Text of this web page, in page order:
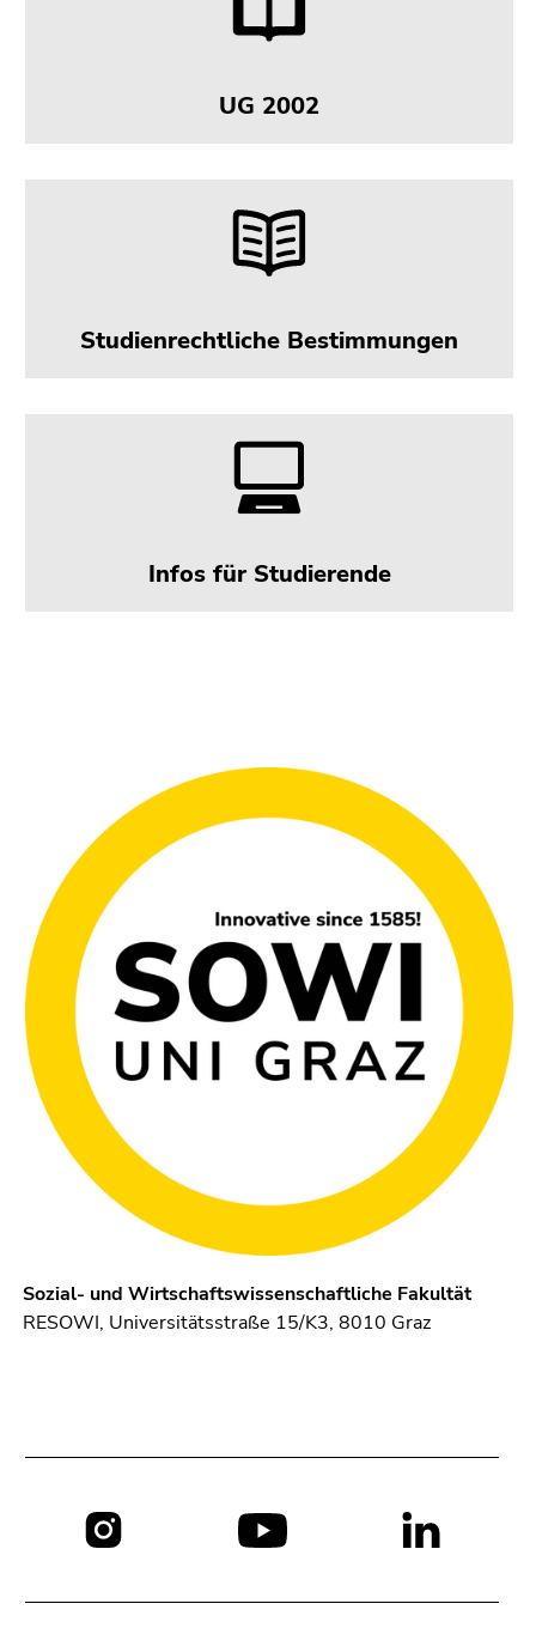
UG 2002
Studienrechtliche Bestimmungen
Infos für Studierende
Sozial- und Wirtschaftswissenschaftliche Fakultät
RESOWI, Universitätsstraße 15/K3, 8010 Graz